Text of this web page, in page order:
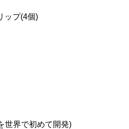
プ(4個)
で初めて開発)